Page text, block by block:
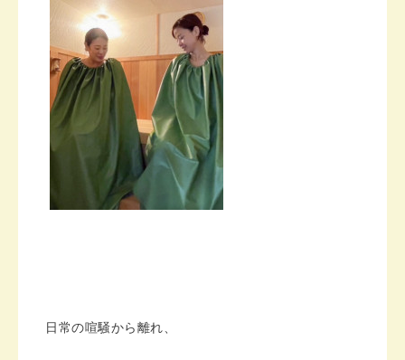
日常の喧騒から離れ、